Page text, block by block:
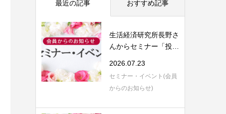
最近の記事 おすすめ記事
生活経済研究所長野さ
んからセミナー「投資
2026.07.23
セミナー・イベント(会員
からのお知らせ)